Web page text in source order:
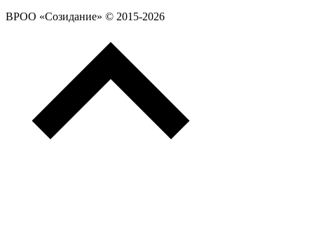
ВРОО «Созидание» © 2015-2026